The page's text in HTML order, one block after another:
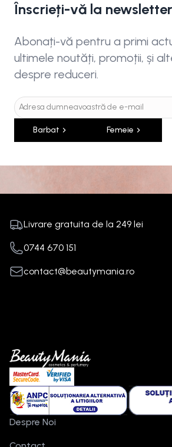
Înscrieți-vă la
Abonați-vă pentru a primi
ultimele noutăți, promoții, și
despre reduceri.
Barbat Femeie
Livrare gratuita de la 249 lei
0744 670 151
contact@beautymania.ro
Despre Noi